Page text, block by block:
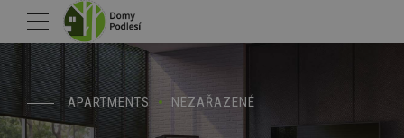
APARTMENTS NEZAŘAZENÉ